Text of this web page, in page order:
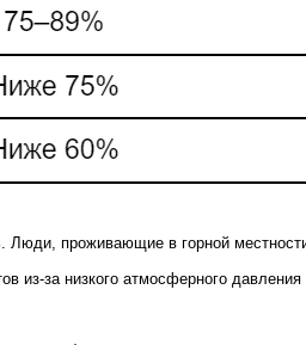
Люди, проживающие в горной
за низкого атмосферного давления